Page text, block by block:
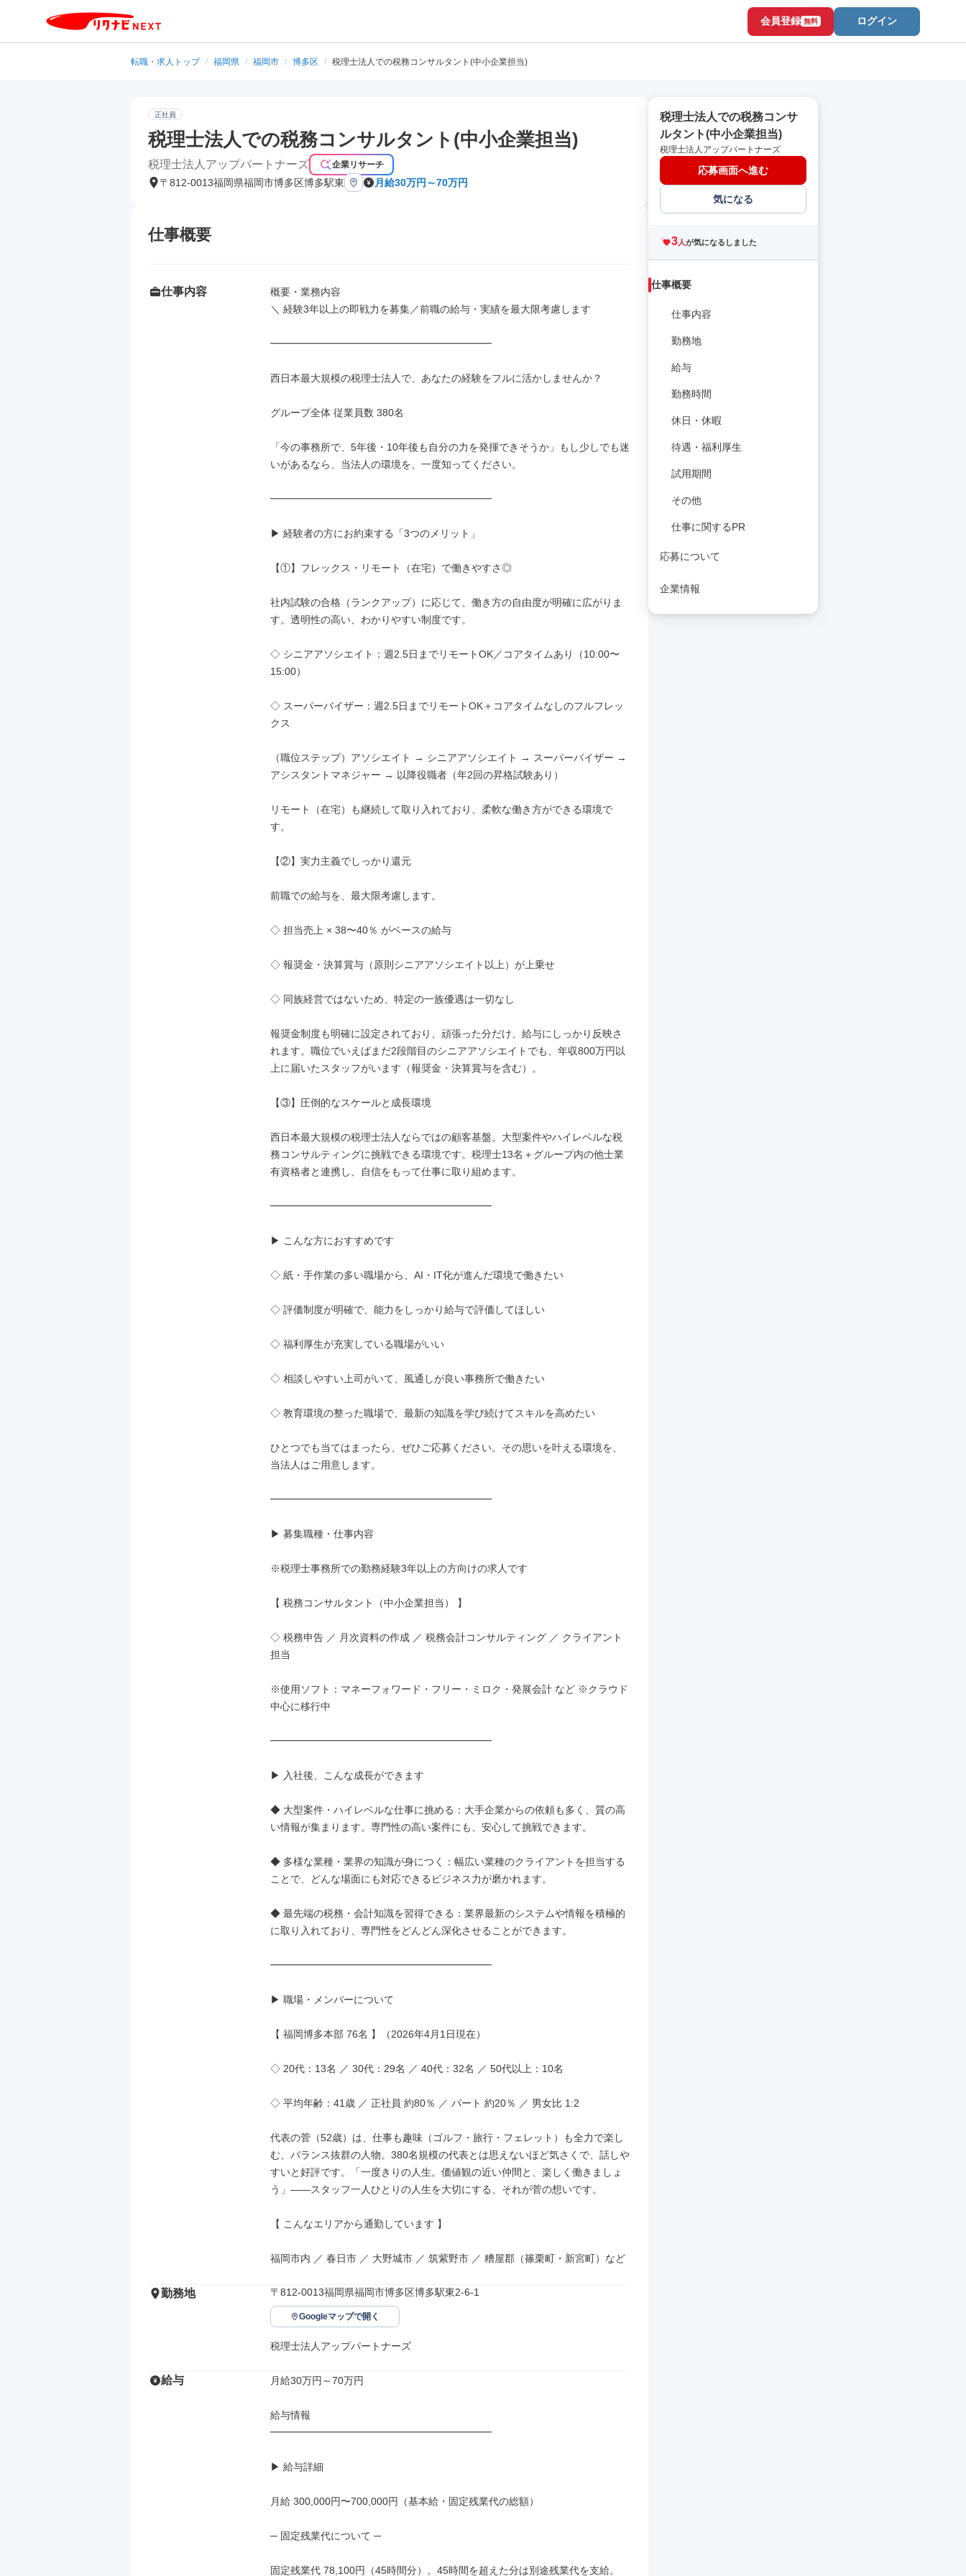
会員登録 無料 ログイン
転職・求人トップ / 福岡県 / 福岡市 / 博多区 / 税理士法人での税務コンサルタント(中小企業担当)
正社員
税理士法人での税務コンサルタント(中小企業担当)
税理士法人アップパートナーズ 企業リサーチ
〒812-0013福岡県福岡市博多区博多駅東 月給30万円～70万円
仕事概要
仕事内容
概要・業務内容
＼ 経験3年以上の即戦力を募集／前職の給与・実績を最大限考慮します
━━━━━━━━━━━━━━━━━━━━━━
西日本最大規模の税理士法人で、あなたの経験をフルに活かしませんか？
グループ全体 従業員数 380名
「今の事務所で、5年後・10年後も自分の力を発揮できそうか」もし少しでも迷
いがあるなら、当法人の環境を、一度知ってください。
━━━━━━━━━━━━━━━━━━━━━━
▶ 経験者の方にお約束する「3つのメリット」
【①】フレックス・リモート（在宅）で働きやすさ◎
社内試験の合格（ランクアップ）に応じて、働き方の自由度が明確に広がりま
す。透明性の高い、わかりやすい制度です。
◇ シニアアソシエイト：週2.5日までリモートOK／コアタイムあり（10:00〜
15:00）
◇ スーパーバイザー：週2.5日までリモートOK＋コアタイムなしのフルフレッ
クス
（職位ステップ）アソシエイト → シニアアソシエイト → スーパーバイザー →
アシスタントマネジャー → 以降役職者（年2回の昇格試験あり）
リモート（在宅）も継続して取り入れており、柔軟な働き方ができる環境で
す。
【②】実力主義でしっかり還元
前職での給与を、最大限考慮します。
◇ 担当売上 × 38〜40％ がベースの給与
◇ 報奨金・決算賞与（原則シニアアソシエイト以上）が上乗せ
◇ 同族経営ではないため、特定の一族優遇は一切なし
報奨金制度も明確に設定されており、頑張った分だけ、給与にしっかり反映さ
れます。職位でいえばまだ2段階目のシニアアソシエイトでも、年収800万円以
上に届いたスタッフがいます（報奨金・決算賞与を含む）。
【③】圧倒的なスケールと成長環境
西日本最大規模の税理士法人ならではの顧客基盤。大型案件やハイレベルな税
務コンサルティングに挑戦できる環境です。税理士13名＋グループ内の他士業
有資格者と連携し、自信をもって仕事に取り組めます。
━━━━━━━━━━━━━━━━━━━━━━
▶ こんな方におすすめです
◇ 紙・手作業の多い職場から、AI・IT化が進んだ環境で働きたい
◇ 評価制度が明確で、能力をしっかり給与で評価してほしい
◇ 福利厚生が充実している職場がいい
◇ 相談しやすい上司がいて、風通しが良い事務所で働きたい
◇ 教育環境の整った職場で、最新の知識を学び続けてスキルを高めたい
ひとつでも当てはまったら、ぜひご応募ください。その思いを叶える環境を、
当法人はご用意します。
━━━━━━━━━━━━━━━━━━━━━━
▶ 募集職種・仕事内容
※税理士事務所での勤務経験3年以上の方向けの求人です
【 税務コンサルタント（中小企業担当） 】
◇ 税務申告 ／ 月次資料の作成 ／ 税務会計コンサルティング ／ クライアント
担当
※使用ソフト：マネーフォワード・フリー・ミロク・発展会計 など ※クラウド
中心に移行中
━━━━━━━━━━━━━━━━━━━━━━
▶ 入社後、こんな成長ができます
◆ 大型案件・ハイレベルな仕事に挑める：大手企業からの依頼も多く、質の高
い情報が集まります。専門性の高い案件にも、安心して挑戦できます。
◆ 多様な業種・業界の知識が身につく：幅広い業種のクライアントを担当する
ことで、どんな場面にも対応できるビジネス力が磨かれます。
◆ 最先端の税務・会計知識を習得できる：業界最新のシステムや情報を積極的
に取り入れており、専門性をどんどん深化させることができます。
━━━━━━━━━━━━━━━━━━━━━━
▶ 職場・メンバーについて
【 福岡博多本部 76名 】（2026年4月1日現在）
◇ 20代：13名 ／ 30代：29名 ／ 40代：32名 ／ 50代以上：10名
◇ 平均年齢：41歳 ／ 正社員 約80％ ／ パート 約20％ ／ 男女比 1:2
代表の菅（52歳）は、仕事も趣味（ゴルフ・旅行・フェレット）も全力で楽し
む、バランス抜群の人物。380名規模の代表とは思えないほど気さくで、話しや
すいと好評です。「一度きりの人生。価値観の近い仲間と、楽しく働きましょ
う」——スタッフ一人ひとりの人生を大切にする、それが菅の想いです。
【 こんなエリアから通勤しています 】
福岡市内 ／ 春日市 ／ 大野城市 ／ 筑紫野市 ／ 糟屋郡（篠栗町・新宮町）など
勤務地 〒812-0013福岡県福岡市博多区博多駅東2-6-1
Googleマップで開く
税理士法人アップパートナーズ
給与 月給30万円～70万円
給与情報
━━━━━━━━━━━━━━━━━━━━━━
▶ 給与詳細
月給 300,000円〜700,000円（基本給・固定残業代の総額）
─ 固定残業代について ─
固定残業代 78,100円（45時間分）。45時間を超えた分は別途残業代を支給。
税理士法人での税務コンサ
ルタント(中小企業担当)
税理士法人アップパートナーズ
応募画面へ進む
気になる
3人が気になるしました
仕事概要
仕事内容
勤務地
給与
勤務時間
休日・休暇
待遇・福利厚生
試用期間
その他
仕事に関するPR
応募について
企業情報